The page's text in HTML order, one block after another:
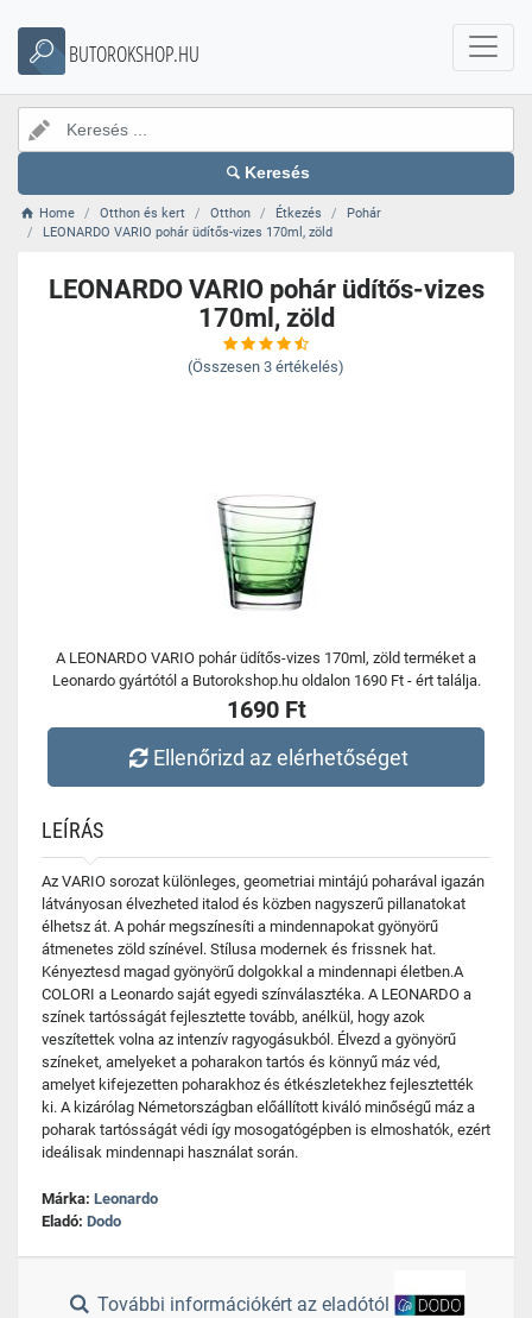
BUTOROKSHOP.HU
Keresés
Home Otthon és kert Otthon Étkezés
Pohár
LEONARDO VARIO pohár üdítős-vizes 170ml, zöld
LEONARDO VARIO pohár üdítős-vizes
170ml, zöld
(Összesen 3 értékelés)
A LEONARDO VARIO pohár üdítős-vizes 170ml, zöld terméket a
Leonardo gyártótól a Butorokshop.hu oldalon 1690 Ft - ért találja.
1690 Ft
Ellenőrizd az elérhetőséget
LEÍRÁS
Az VARIO sorozat különleges, geometriai mintájú poharával igazán
látványosan élvezheted italod és közben nagyszerű pillanatokat
élhetsz át. A pohár megszínesíti a mindennapokat gyönyörű
átmenetes zöld színével. Stílusa modernek és frissnek hat.
Kényeztesd magad gyönyörű dolgokkal a mindennapi életben.A
COLORI a Leonardo saját egyedi színválasztéka. A LEONARDO a
színek tartósságát fejlesztette tovább, anélkül, hogy azok
veszítettek volna az intenzív ragyogásukból. Élvezd a gyönyörű
színeket, amelyeket a poharakon tartós és könnyű máz véd,
amelyet kifejezetten poharakhoz és étkészletekhez fejlesztették
ki. A kizárólag Németországban előállított kiváló minőségű máz a
poharak tartósságát védi így mosogatógépben is elmoshatók, ezért
ideálisak mindennapi használat során.
Márka: Leonardo
Eladó: Dodo
További információkért az eladótól